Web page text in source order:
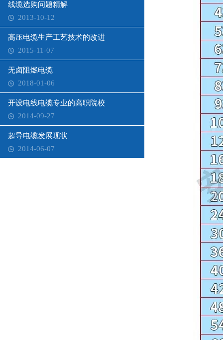
线缆选购问题精解
2013-10-12
高压电缆生产工艺技术的改进
2015-11-07
无卤阻燃电缆
2018-01-06
开设电线电缆专业的高职院校
2014-09-27
超导电缆发展现状
2014-06-07